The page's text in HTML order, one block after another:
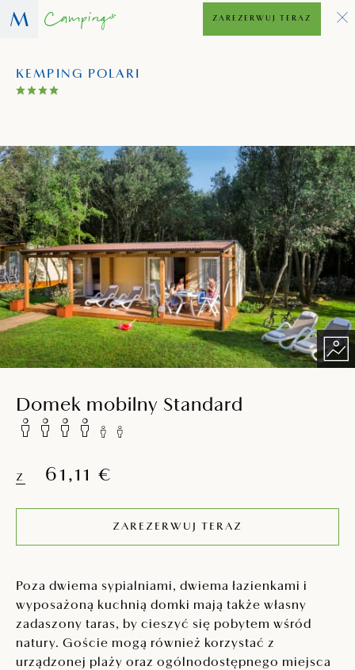
KEMPING POLARI
ZAREZERWUJ TERAZ
Domek mobilny Standard
Z 61,11 €
ZAREZERWUJ TERAZ
Poza dwiema sypialniami, dwiema łazienkami i
wyposażoną kuchnią domki mają także własny
zadaszony taras, by cieszyć się pobytem wśród
natury. Goście mogą również korzystać z
urządzonej plaży oraz ogólnodostępnego miejsca